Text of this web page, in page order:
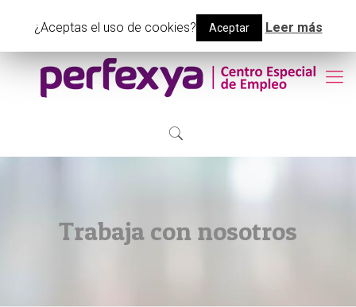
info@perfexyacee.com
Trabaja con nosotros
¿Aceptas el uso de cookies? Aceptar Leer más